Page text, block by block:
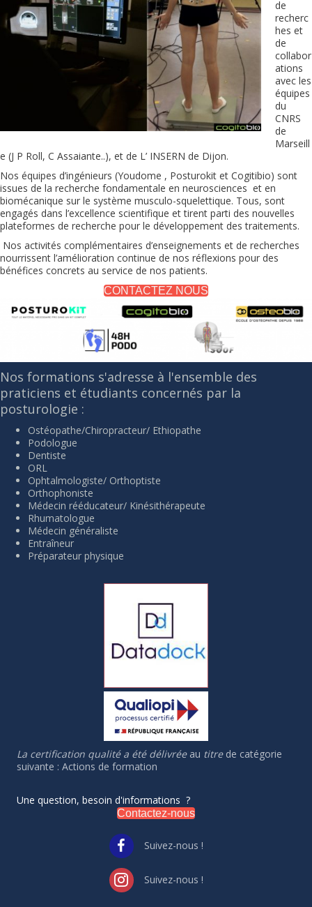
de
recherc
hes et
de
collabor
ations
avec les
équipes
du
CNRS
de
Marseill
e (J P Roll, C Assaiante..), et de L’ INSERN de Dijon.
Nos équipes d’ingénieurs (Youdome , Posturokit et Cogitibio) sont
issues de la recherche fondamentale en neurosciences et en
biomécanique sur le système musculo-squelettique. Tous, sont
engagés dans l’excellence scientifique et tirent parti des nouvelles
plateformes de recherche pour le développement des traitements.
Nos activités complémentaires d’enseignements et de recherches
nourrissent l’amélioration continue de nos réflexions pour des
bénéfices concrets au service de nos patients.
CONTACTEZ NOUS
Nos formations s'adresse à l'ensemble des
praticiens et étudiants concernés par la
posturologie :
Ostéopathe/Chiropracteur/ Ethiopathe
Podologue
Dentiste
ORL
Ophtalmologiste/ Orthoptiste
Orthophoniste
Médecin rééducateur/ Kinésithérapeute
Rhumatologue
Médecin généraliste
Entraîneur
Préparateur physique
La certification qualité a été délivréeau titrede catégorie
suivante : Actions de formation
Une question, besoin d'informations ?
Contactez-nous
Suivez-nous !
Suivez-nous !